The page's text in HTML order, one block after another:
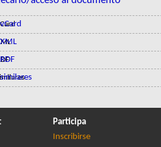
vCard
XML
RDF
similares
Participa
Inscribirse